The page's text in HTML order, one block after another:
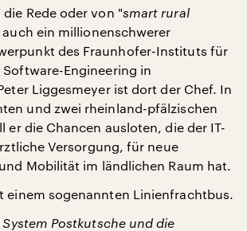
die Rede oder von "smart rural
auch ein millionenschwerer
des Fraunhofer-Instituts für
Engineering in
Liggesmeyer ist dort der Chef. In
und zwei rheinland-pfälzischen
er die Chancen ausloten, die der IT-
Versorgung, für neue
Mobilität im ländlichen Raum hat.
einem sogenannten Linienfrachtbus.
System Postkutsche und die